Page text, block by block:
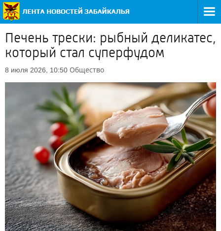
Печень трески: рыбный деликатес,
который стал суперфудом
8 июля 2026, 10:50 Общество